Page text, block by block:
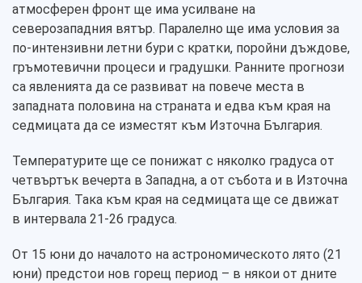
атмосферен фронт ще има усилване на
северозападния вятър. Паралелно ще има условия за
по-интензивни летни бури с кратки, поройни дъждове,
гръмотевични процеси и градушки. Ранните прогнози
са явленията да се развиват на повече места в
западната половина на страната и едва към края на
седмицата да се изместят към Източна България.
Температурите ще се понижат с няколко градуса от
четвъртък вечерта в Западна, а от събота и в Източна
България. Така към края на седмицата ще се движат
в интервала 21-26 градуса.
От 15 юни до началото на астрономическото лято (21
юни) предстои нов горещ период – в някои от дните